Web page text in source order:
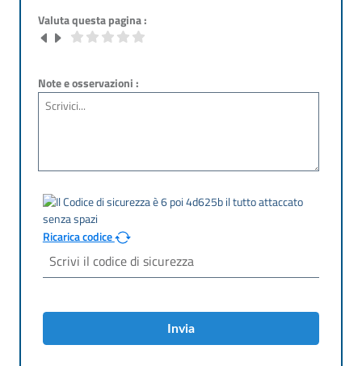
Valuta questa pagina :
Note e osservazioni :
Ricarica codice
Invia